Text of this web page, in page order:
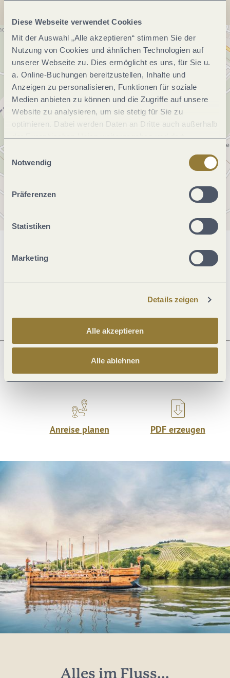
Diese Webseite verwendet Cookies
Mit der Auswahl „Alle akzeptieren“ stimmen Sie der
Nutzung von Cookies und ähnlichen Technologien auf
unserer Webseite zu. Dies ermöglicht es uns, für Sie u.
a. Online-Buchungen bereitzustellen, Inhalte und
Anzeigen zu personalisieren, Funktionen für soziale
Medien anbieten zu können und die Zugriffe auf unsere
Website zu analysieren, um sie stetig für Sie zu
optimieren. Dabei werden Daten an Dritte auch außerhalb
jederzeit widerrufen werden. Mit der Auswahl "Alle
ablehnen" kann es zu Beeinträchtigungen in der Nutzung
Einwilligungsauswahl
Notwendig
Präferenzen
Statistiken
Marketing
Details zeigen
Alle akzeptieren
Alle ablehnen
Allgemeine Informationen
Was möchtest du als nächstes tun?
Anreise planen PDF erzeugen
Alles im Fluss...